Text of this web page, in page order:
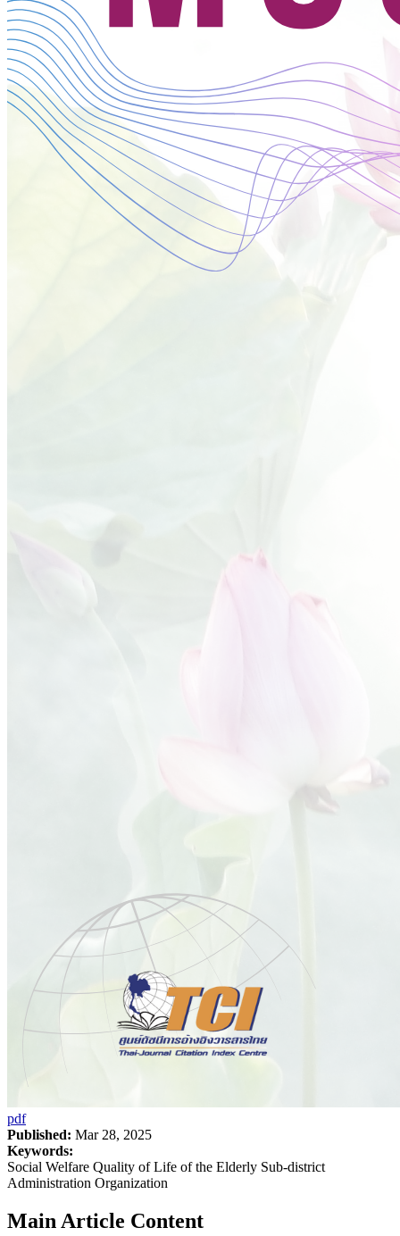
pdf
Published: Mar 28, 2025
Keywords:
Social Welfare Quality of Life of the Elderly Sub-district
Administration Organization
Main Article Content